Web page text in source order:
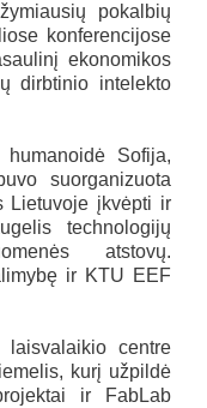
pokalbių
konferencijose
ekonomikos
dirbtinio intelekto
Sofija,
suorganizuota
Lietuvoje įkvėpti ir
technologijų
atstovų.
ir KTU EEF
centre
kurį užpildė
ir FabLab